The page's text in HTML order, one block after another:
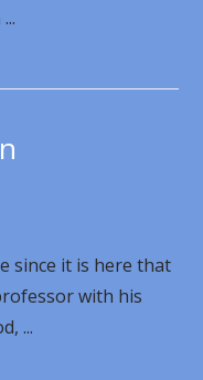
since it is here that
with his
...